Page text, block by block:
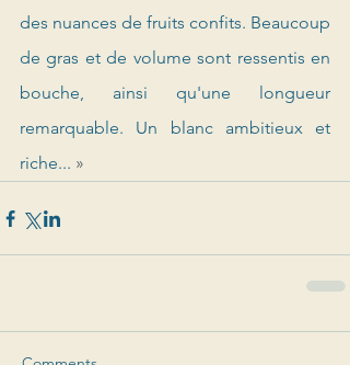
des nuances de fruits confits. Beaucoup
de gras et de volume sont ressentis en
bouche, ainsi qu'une longueur
remarquable. Un blanc ambitieux et
riche... »